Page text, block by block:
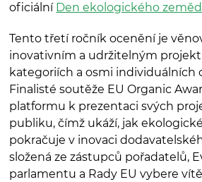
oficiální Den ekologického
Tento třetí ročník ocenění je
inovativním a udržitelným
kategoriích a osmi individuálních
Finalisté soutěže EU Organic
platformu k prezentaci svých
publiku, čímž ukáží, jak
pokračuje v inovaci
složená ze zástupců pořadatelů,
parlamentu a Rady EU vybere